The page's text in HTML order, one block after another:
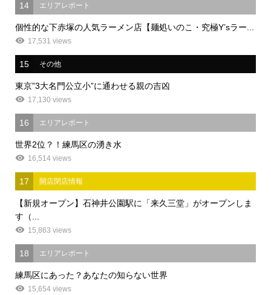
14 エリアレポート
個性的な下赤塚の人気ラーメン店【麺処いのこ・究極Y’sラー...
17,531 views
15 その他
東京”3大名門公立小”に通わせる親の吉凶
17,130 views
16 エリアレポート
世界2位？！練馬区の湧き水
16,514 views
17 開店閉店情報
【新規オープン】石神井公園駅に「来久三堂」がオープンしま
す（...
15,863 views
18 エリアレポート
練馬区にあった？あなたの知らない世界
15,654 views